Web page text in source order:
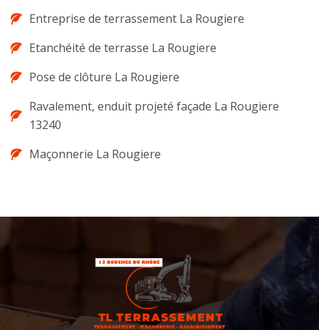
Entreprise de terrassement La Rougiere
Etanchéité de terrasse La Rougiere
Pose de clôture La Rougiere
Ravalement, enduit projeté façade La Rougiere
13240
Maçonnerie La Rougiere